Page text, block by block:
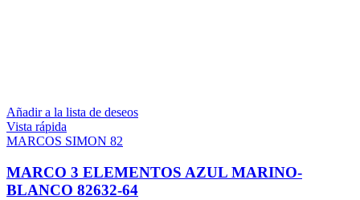
Añadir a la lista de deseos
Vista rápida
MARCOS SIMON 82
MARCO 3 ELEMENTOS AZUL MARINO-
BLANCO 82632-64